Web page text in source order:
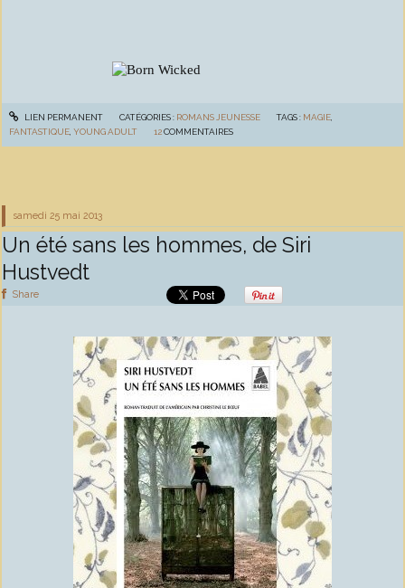
LIEN PERMANENT CATÉGORIES : ROMANS JEUNESSE TAGS : MAGIE
FANTASTIQUE ,YOUNG ADULT 12 COMMENTAIRES
samedi 25 mai 2013
Un été sans les hommes, de Siri
Hustvedt
Share